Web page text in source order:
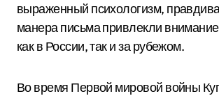
выраженный психологизм,
манера письма привлекли
как в России, так и за рубежом.
Во время Первой мировой войны